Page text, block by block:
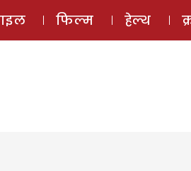
ई-मैगज़ीन
फिल्म हेल्थ